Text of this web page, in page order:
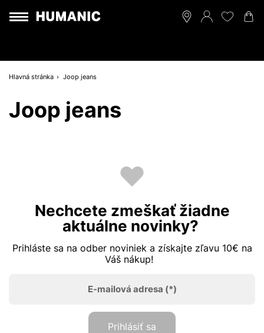
Hlavná stránka Joop jeans
Joop jeans
Nechcete zmeškať žiadne
aktuálne novinky?
Prihláste sa na odber noviniek a získajte zľavu 10€ na
Váš nákup!
E-mailová adresa (*)
Prihlásiť sa